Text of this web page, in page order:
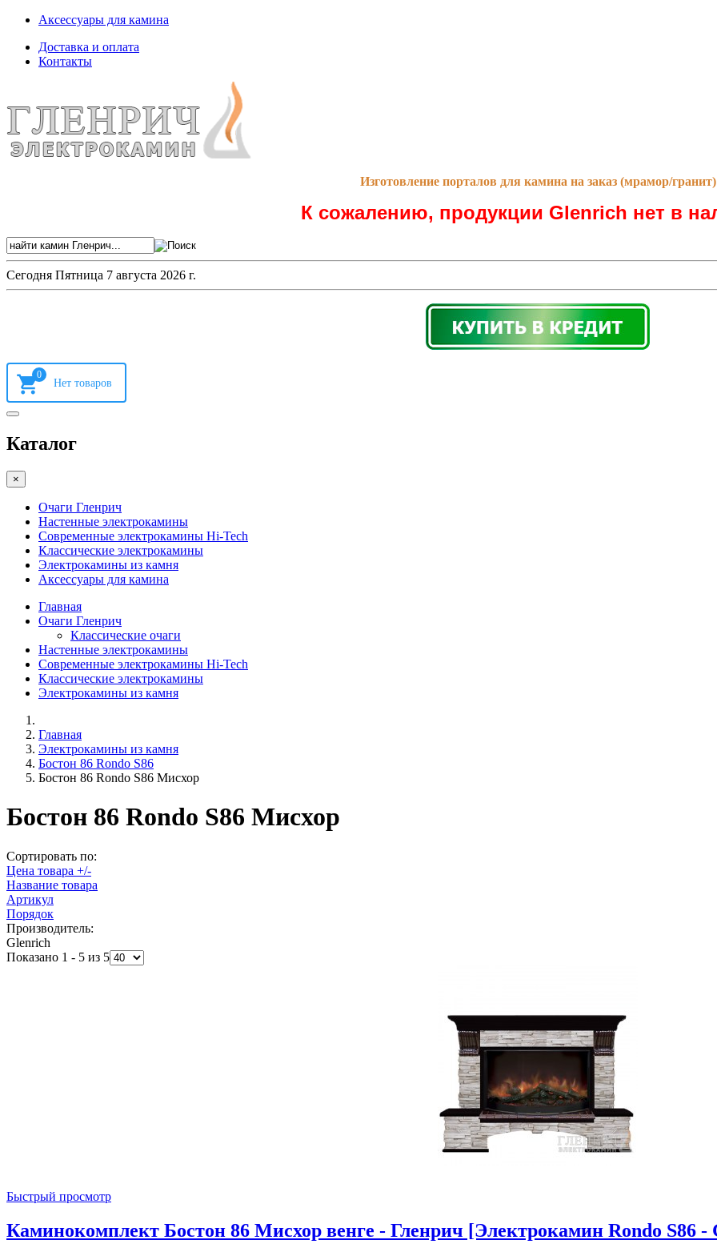
Аксессуары для камина
Доставка и оплата
Контакты
Изготовление порталов для камина на заказ (мрамор/гранит)
К сожалению, продукции Glenrich нет в
Сегодня Пятница 7 августа 2026 г.
0
Каталог
×
Очаги Гленрич
Настенные электрокамины
Современные электрокамины Hi-Tech
Классические электрокамины
Электрокамины из камня
Аксессуары для камина
Главная
Очаги Гленрич
Классические очаги
Настенные электрокамины
Современные электрокамины Hi-Tech
Классические электрокамины
Электрокамины из камня
Главная
Электрокамины из камня
Бостон 86 Rondo S86
Бостон 86 Rondo S86 Мисхор
Бостон 86 Rondo S86 Мисхор
Сортировать по:
Цена товара +/-
Название товара
Артикул
Порядок
Производитель:
Glenrich
Показано 1 - 5 из 5
Быстрый просмотр
Каминокомплект Бостон 86 Мисхор венге - Гленрич [Электрокамин Rondo S86 -